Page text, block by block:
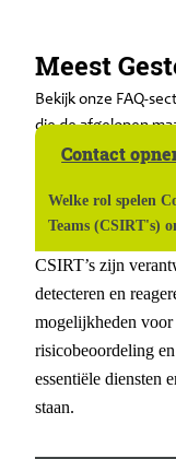
Meest
Bekijk onze FAQ-
die de afgelopen
Contact
Welke rol spelen
Teams (CSIRT's)
CSIRT’s zijn
detecteren en
mogelijkheden
risicobeoordeling
essentiële diensten
staan.